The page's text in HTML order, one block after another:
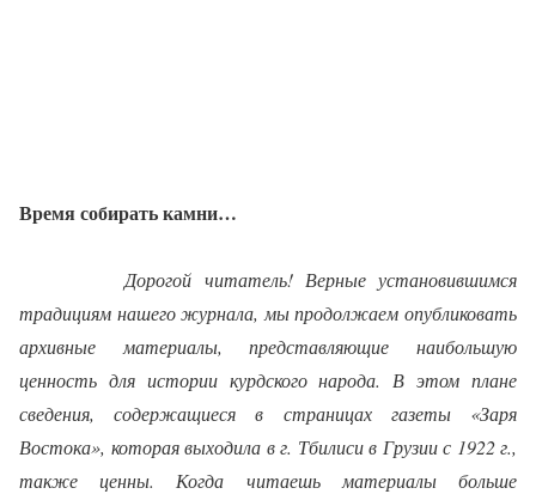
Время собирать камни…
Дорогой читатель! Верные установившимся
традициям нашего журнала, мы продолжаем опубликовать
архивные материалы, представляющие наибольшую
ценность для истории курдского народа. В этом плане
сведения, содержащиеся в страницах газеты «Заря
Востока», которая выходила в г. Тбилиси в Грузии с 1922 г.,
также ценны. Когда читаешь материалы больше